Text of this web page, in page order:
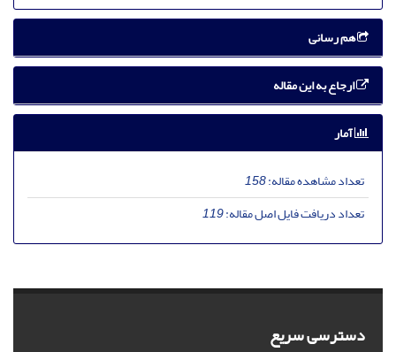
هم رسانی
ارجاع به این مقاله
آمار
تعداد مشاهده مقاله:158
تعداد دریافت فایل اصل مقاله:119
دسترسی سریع